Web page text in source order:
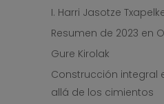
I. Harri Jasotze
Resumen de 2023 en
Gure Kirolak
Construcción integral
allá de los cimientos